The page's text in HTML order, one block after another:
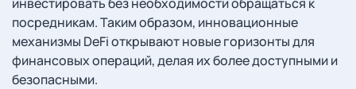
посредникам. Таким образом, инновационные
механизмы DeFi открывают новые горизонты для
финансовых операций, делая их более доступными и
безопасными.